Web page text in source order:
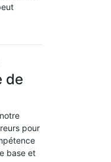
de
pour
base et